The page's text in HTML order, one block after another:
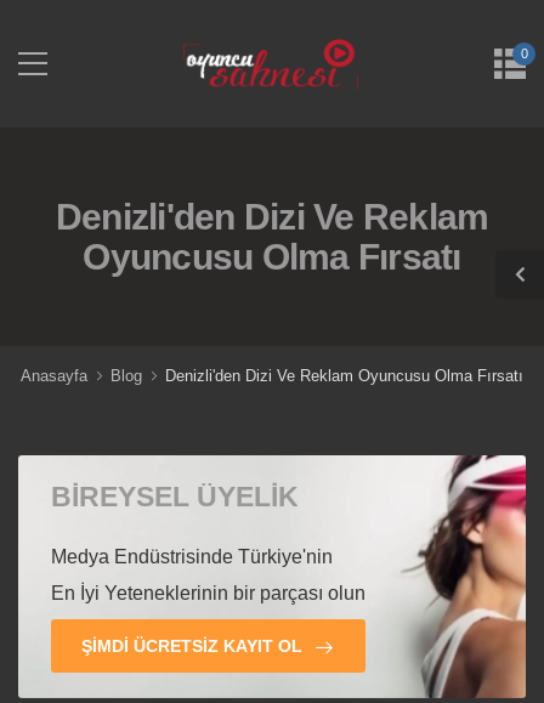
0
Denizli'den Dizi Ve Reklam
Oyuncusu Olma Fırsatı
Anasayfa Blog Denizli'den Dizi Ve Reklam Oyuncusu Olma Fırsatı
BIREYSEL ÜYELIK
Medya Endüstrisinde Türkiye'nin
En İyi Yeteneklerinin bir parçası olun
ŞIMDI ÜCRETSIZ KAYIT OL